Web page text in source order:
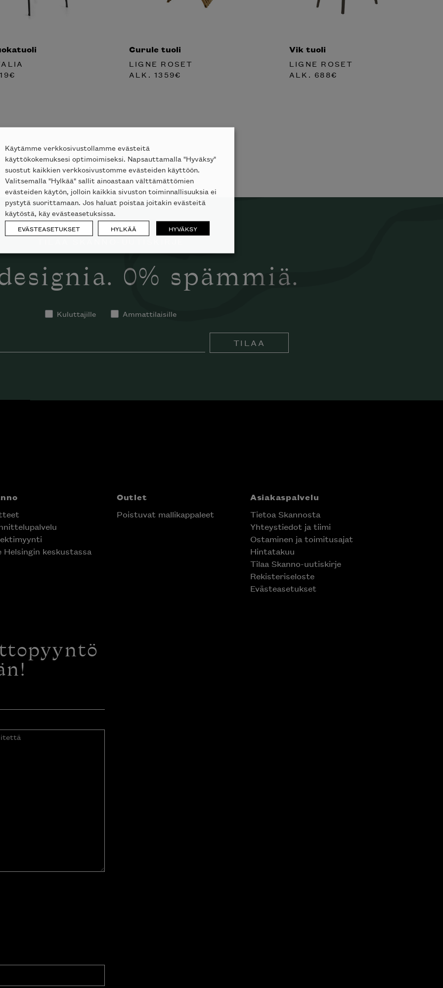
€
Curule tuoli
LIGNE ROSET
ALK.1359€
Vik tuoli
LIGNE ROSET
ALK. 688€
0% spämmiä.
Kuluttajille Ammattilaisille
TILAA
Helsingin keskustassa
Outlet
Poistuvat mallikappaleet
Asiakaspalvelu
Tietoa Skannosta
Yhteystiedot ja tiimi
Ostaminen ja toimitusajat
Hintatakuu
Tilaa Skanno-uutiskirje
Rekisteriseloste
Evästeasetukset
Käytämme verkkosivustollamme evästeitä
käyttökokemuksesi optimoimiseksi. Napsauttamalla "Hyväksy"
suostut kaikkien verkkosivustomme evästeiden käyttöön.
Valitsemalla "Hylkää" sallit ainoastaan välttämättömien
evästeiden käytön, jolloin kaikkia sivuston toiminnallisuuksia ei
pystytä suorittamaan. Jos haluat poistaa joitakin evästeitä
käytöstä, käy evästeasetuksissa.
EVÄSTEASETUKSET HYLKÄÄ HYVÄKSY